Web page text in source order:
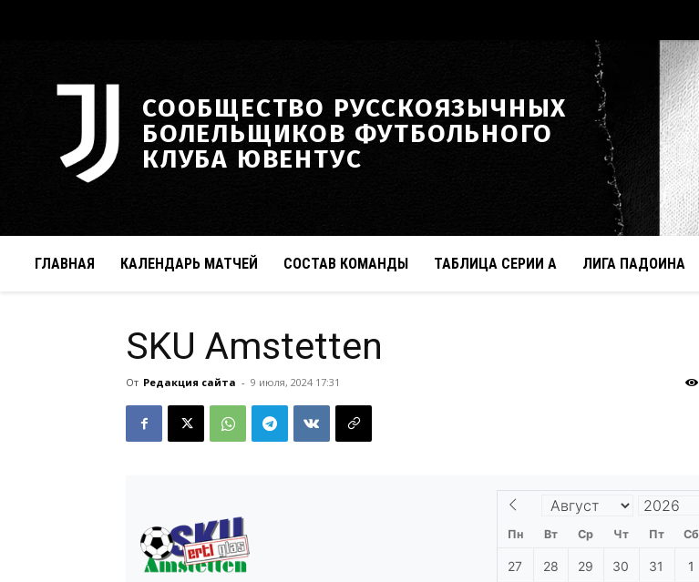
СООБЩЕСТВО РУССКОЯЗЫЧНЫХ
БОЛЕЛЬЩИКОВ ФУТБОЛЬНОГО
КЛУБА ЮВЕНТУС
ГЛАВНАЯ КАЛЕНДАРЬ МАТЧЕЙ СОСТАВ КОМАНДЫ ТАБЛИЦА СЕРИИ А ЛИГА ПАДОИНА
SKU Amstetten
От Редакция сайта - 9 июля, 2024 17:31
Пн Вт Ср Чт Пт Сб
27 28 29 30 31 1